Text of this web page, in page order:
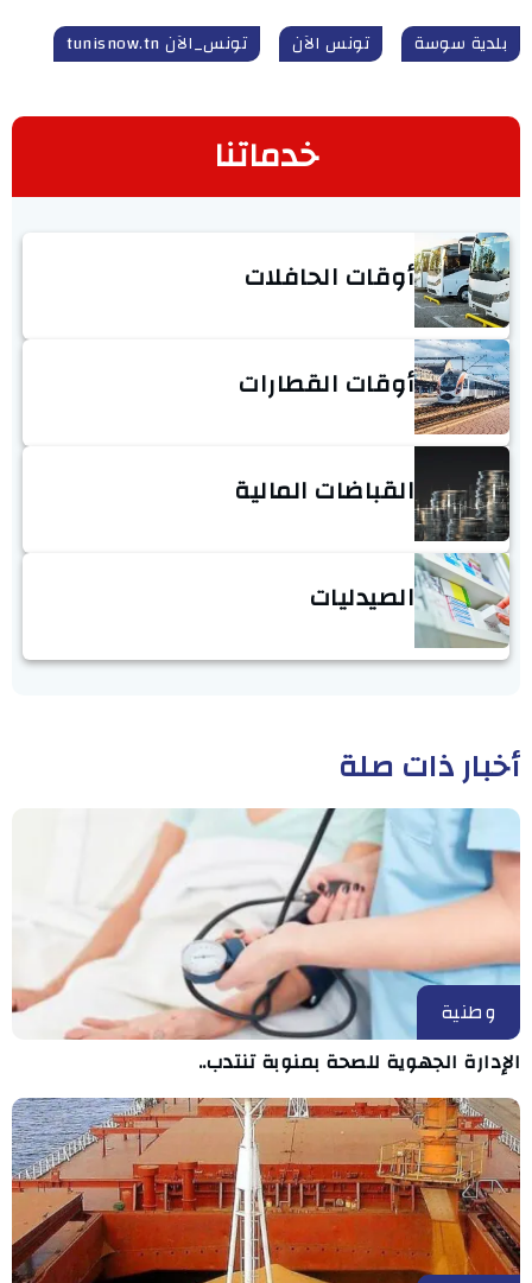
بلدية سوسة تونس الآن تونس_الآن tunisnow.tn
خدماتنا
أوقات الحافلات
أوقات القطارات
القباضات المالية
الصيدليات
أخبار ذات صلة
وطنية
الإدارة الجهوية للصحة بمنوبة تنتدب..